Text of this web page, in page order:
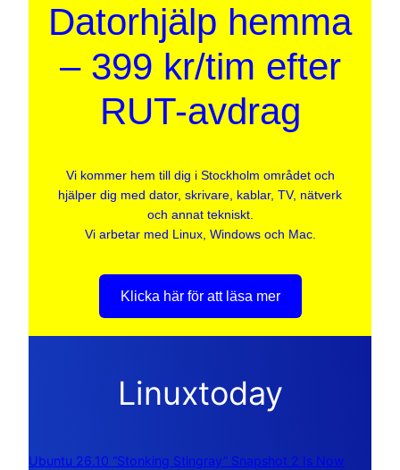
Datorhjälp hemma
– 399 kr/tim efter
RUT-avdrag
Vi kommer hem till dig i Stockholm området och
hjälper dig med dator, skrivare, kablar, TV, nätverk
och annat tekniskt.
Vi arbetar med Linux, Windows och Mac.
Klicka här för att läsa mer
Linuxtoday
Ubuntu 26.10 “Stonking Stingray” Snapshot 2 Is Now